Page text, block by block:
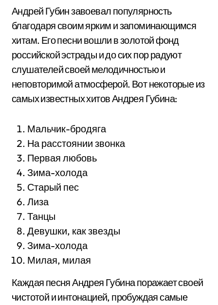
Андрей Губин завоевал популярность
благодаря своим ярким и запоминающимся
хитам. Его песни вошли в золотой фонд
российской эстрады и до сих пор радуют
слушателей своей мелодичностью и
неповторимой атмосферой. Вот некоторые из
самых известных хитов Андрея Губина:
Мальчик-бродяга
На расстоянии звонка
Первая любовь
Зима-холода
Старый пес
Лиза
Танцы
Девушки, как звезды
Зима-холода
Милая, милая
Каждая песня Андрея Губина поражает своей
чистотой и интонацией, пробуждая самые